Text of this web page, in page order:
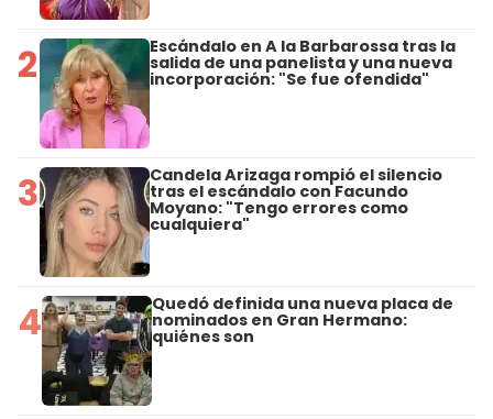
2 Escándalo en A la Barbarossa tras la
salida de una panelista y una nueva
incorporación: "Se fue ofendida"
3 Candela Arizaga rompió el silencio
tras el escándalo con Facundo
Moyano: "Tengo errores como
cualquiera"
4 Quedó definida una nueva placa de
nominados en Gran Hermano:
quiénes son